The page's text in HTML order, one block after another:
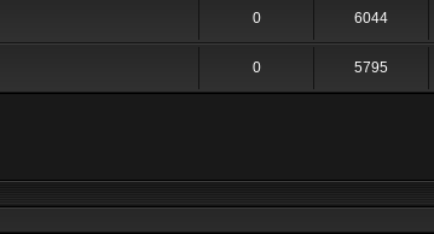
0 6044
0 5795